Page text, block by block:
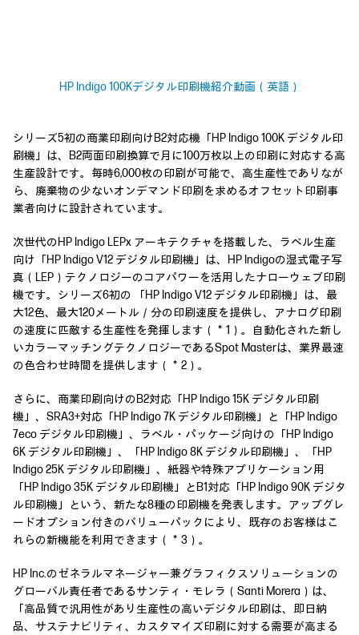
HP Indigo 100Kデジタル印刷機紹介動画（英語）
シリーズ5初の商業印刷向けB2対応機「HP Indigo 100K デジタル印
刷機」は、B2両面印刷換算で月に100万枚以上の印刷に対応する高
生産設計です。毎時6,000枚の印刷が可能で、高生産性でありなが
ら、廃棄物の少ないオンデマンド印刷を求めるオフセット印刷事
業者向けに設計されています。
次世代のHP Indigo LEPx アーキテクチャを搭載した、ラベル生産
向け「HP Indigo V12 デジタル印刷機」は、HP Indigoの湿式電子写
真（LEP）テクノロジーのコアパワーを活用したナローウェブ印刷
機です。シリーズ6初の 「HP Indigo V12 デジタル印刷機」は、最
大12色、最大120メートル／分の印刷速度を提供し、アナログ印刷
の速度に匹敵する生産性を発揮します（＊1）。自動化された新し
いカラーマッチングテクノロジーであるSpot Masterは、業界最速
の色合わせ時間を提供します（＊2）。
さらに、商業印刷向けのB2対応「HP Indigo 15K デジタル印刷
機」、SRA3+対応「HP Indigo 7K デジタル印刷機」と「HP Indigo
7eco デジタル印刷機」、ラベル・パッケージ向けの「HP Indigo
6K デジタル印刷機」、「HP Indigo 8K デジタル印刷機」、「HP
Indigo 25K デジタル印刷機」、紙器や特殊アプリケーション用
「HP Indigo 35K デジタル印刷機」とB1対応「HP Indigo 90K デジタ
ル印刷機」という、新たな8種の印刷機を発表します。アップグレ
ードオプション付きのバリューパックにより、既存のお客様はこ
れらの新機能を利用できます（＊3）。
HP Inc.のゼネラルマネージャー兼グラフィクスソリューションの
グローバル責任者であるサンティ・モレラ（Santi Morera）は、
「高品質で汎用性があり生産性の高いデジタル印刷は、即日納
品、サステナビリティ、カスタマイズ印刷に対する需要が高まる